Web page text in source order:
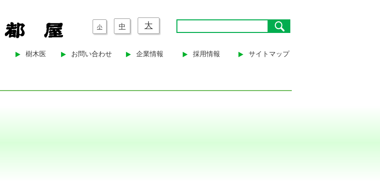
小 中 大
樹木医 お問い合わせ 企業情報 採用情報 サイトマップ